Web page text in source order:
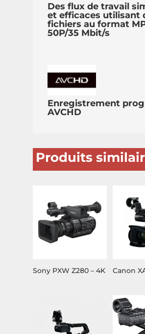
Des flux de travail
et efficaces utilisant
fichiers au format
50P/35 Mbit/s
Enregistrement
AVCHD
Produits
Sony PXW Z280 – 4K Canon